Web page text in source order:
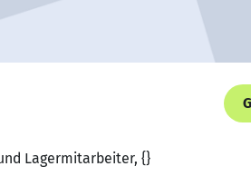
Lagermitarbeiter, {}